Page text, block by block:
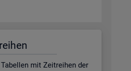
Ta­bel­len mit Zeit­rei­hen der